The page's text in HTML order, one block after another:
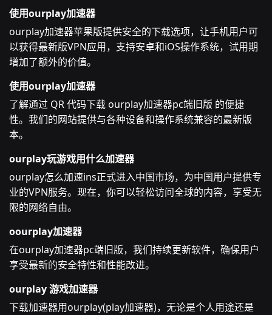
使用ourplay加速器
ourplay加速器苹果版提供安全的下载选项，让手机用户可
以获得最新版VPN应用，支持安卓和iOS操作系统，试用期
增加了额外的价值。
使用ourplay加速器
了解通过 QR 代码下载 ourplay加速器pc端旧版 的便捷
性。我们的网站提供与各种设备和操作系统兼容的最新版
本。
ourplay玩游戏用什么加速器
ourplay怎么加速ins正式进入中国市场，为中国用户提供专
业的VPN服务。现在，你可以轻松访问全球的内容，享受无
限的网络自由。
oourplay加速器
在ourplay加速器pc端旧版，我们持续更新软件，确保用户
享受最新的安全特性和性能改进。
ourplay 游戏加速器
下载加速器用ourplay(play加速器)，无论是个人用途还是